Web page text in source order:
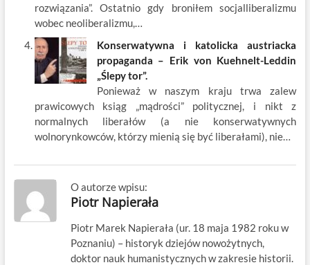
rozwiązania”. Ostatnio gdy broniłem socjalliberalizmu
wobec neoliberalizmu,…
Konserwatywna i katolicka austriacka
propaganda – Erik von Kuehnelt-Leddin
„Ślepy tor”.
Ponieważ w naszym kraju trwa zalew
prawicowych ksiąg „mądrości” politycznej, i nikt z
normalnych liberałów (a nie konserwatywnych
wolnorynkowców, którzy mienią się być liberałami), nie…
O autorze wpisu:
Piotr Napierała
Piotr Marek Napierała (ur. 18 maja 1982 roku w
Poznaniu) – historyk dziejów nowożytnych,
doktor nauk humanistycznych w zakresie historii.